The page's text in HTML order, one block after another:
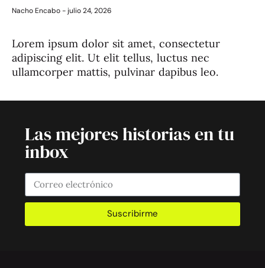
Nacho Encabo julio 24, 2026
Lorem ipsum dolor sit amet, consectetur
adipiscing elit. Ut elit tellus, luctus nec
ullamcorper mattis, pulvinar dapibus leo.
Las mejores historias en tu
inbox
Suscribirme